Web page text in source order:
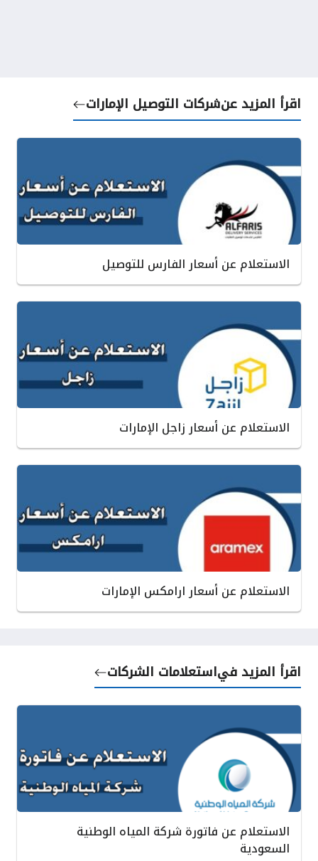
اقرأ المزيد عنشركات التوصيل الإمارات
الاستعلام عن أسعار الفارس للتوصيل‎ ‎
الاستعلام عن أسعار زاجل الإمارات
الاستعلام عن أسعار ارامكس الإمارات
اقرأ المزيد فياستعلامات الشركات
الاستعلام عن فاتورة شركة المياه الوطنية
السعودية